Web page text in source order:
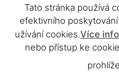
Říjen 2018
Září 2018
Srpen 2018
Tato stránka používá
efektivního
užívání cookies.Více
nebo přístup ke